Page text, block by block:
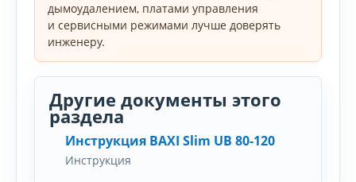
дымоудалением, платами управления
и сервисными режимами лучше доверять
инженеру.
Другие документы этого
раздела
Инструкция BAXI Slim UB 80-120
Инструкция